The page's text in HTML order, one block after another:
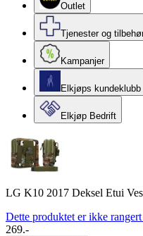
Outlet
Tjenester og
Kampanjer
Elkjøps kundeklubb
Elkjøp Bedrift
LG K10 2017 Deksel Etui
Dette produktet er ikke rangert
269.-